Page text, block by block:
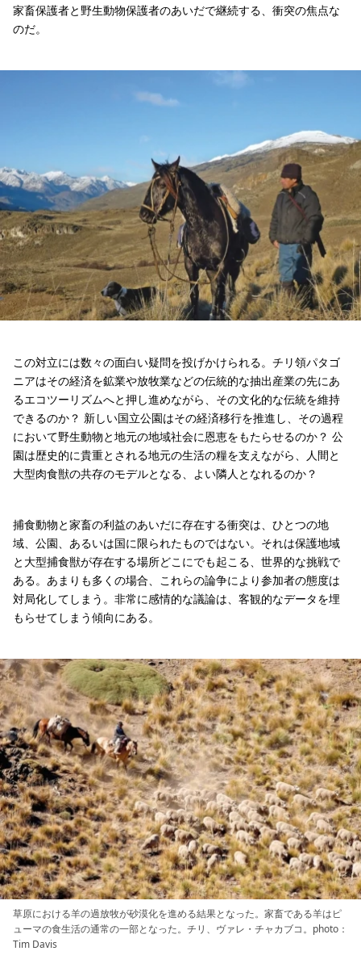
家畜保護者と野生動物保護者のあいだで継続する、衝突の焦点な
のだ。
この対立には数々の面白い疑問を投げかけられる。チリ領パタゴ
ニアはその経済を鉱業や放牧業などの伝統的な抽出産業の先にあ
るエコツーリズムへと押し進めながら、その文化的な伝統を維持
できるのか？ 新しい国立公園はその経済移行を推進し、その過程
において野生動物と地元の地域社会に恩恵をもたらせるのか？ 公
園は歴史的に貴重とされる地元の生活の糧を支えながら、人間と
大型肉食獣の共存のモデルとなる、よい隣人となれるのか？
捕食動物と家畜の利益のあいだに存在する衝突は、ひとつの地
域、公園、あるいは国に限られたものではない。それは保護地域
と大型捕食獣が存在する場所どこにでも起こる、世界的な挑戦で
ある。あまりも多くの場合、これらの論争により参加者の態度は
対局化してしまう。非常に感情的な議論は、客観的なデータを埋
もらせてしまう傾向にある。
草原における羊の過放牧が砂漠化を進める結果となった。家畜である羊はピ
ューマの食生活の通常の一部となった。チリ、ヴァレ・チャカブコ。photo：
Tim Davis